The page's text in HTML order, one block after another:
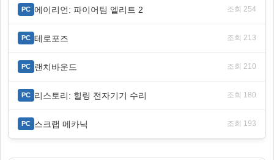
PC 에이리언: 파이어팀 엘리트 2 조회 254
PC 테로포즈 조회 213
PC 랜치바운드 조회 210
PC 리스토리: 힐링 전자기기 수리 조회 180
PC 스크랩 메카닉 조회 193